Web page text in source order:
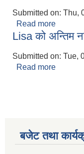
Submitted on: Thu,
Read more
Lisa को अन्तिम
Submitted on: Tue,
Read more
बजेट तथा